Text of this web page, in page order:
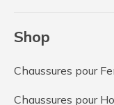
Shop
Chaussures pour
Chaussures pour